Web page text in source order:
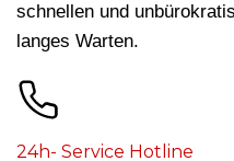
schnellen und
langes Warten.
24h- Service Hotline